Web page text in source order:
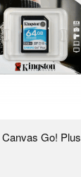
Go! Plus